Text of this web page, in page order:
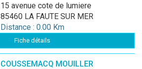
15 avenue cote de lumiere
85460 LA FAUTE SUR MER
Distance : 0.00 Km
Fiche détails
COUSSEMACQ MOUILLER